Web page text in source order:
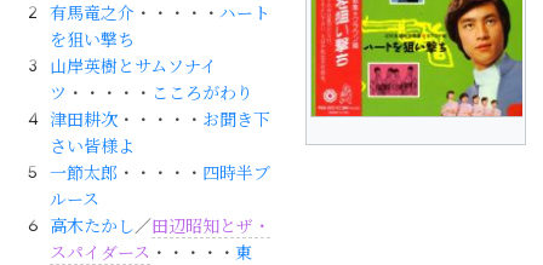
有馬竜之介 ・・・・・ハート
を狙い撃ち
山岸英樹とサムソナイ
ツ ・・・・・ こころがわり
津田耕次 ・・・・・ お聞き下
さい皆様よ
一節太郎 ・・・・・ 四時半ブ
ルース
高木たかし／田辺昭知とザ・
スパイダース ・・・・・東